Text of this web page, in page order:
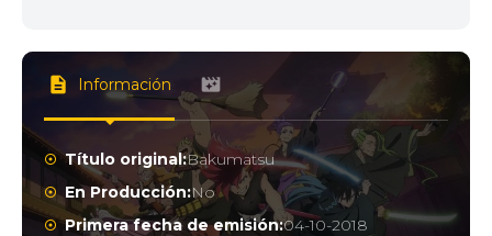
Información
Título original:Bakumatsu
En Producción:No
Primera fecha de emisión:04-10-2018